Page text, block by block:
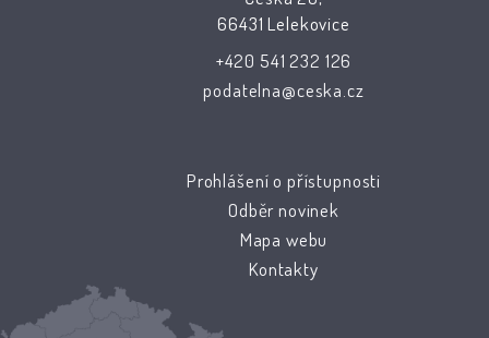
66431 Lelekovice
+420 541 232 126
podatelna@ceska.cz
Prohlášení o přístupnosti
Odběr novinek
Mapa webu
Kontakty